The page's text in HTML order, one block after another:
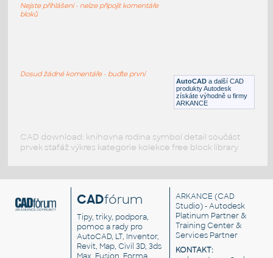
DWG Exteriéry
situačních výkresů.
AutoCAD a další CAD
produkty Autodesk
získáte výhodně u firmy
ARKANCE
Nejste přihlášeni - nelze připojit komentáře
bloků
Dosud žádné komentáře - buďte první
CAD download: knihovna rodina symbol detail součást
prvek stafáž výkres kategorie kolekce free block library
CADfórum
Tipy, triky, podpora,
pomoc a rady pro
AutoCAD, LT, Inventor,
Revit, Map, Civil 3D, 3ds
ARKANCE (CAD
Studio) - Autodesk
Platinum Partner &
Training Center &
Services Partner
KONTAKT: